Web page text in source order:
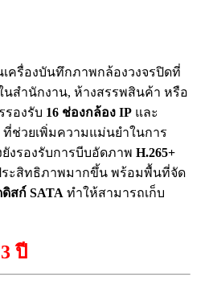
เครื่องบันทึกภาพกล้องวงจรปิดที่
นสำนักงาน, ห้างสรรพสินค้า หรือ
รองรับ 16 ช่องกล้อง IP และ
ที่ช่วยเพิ่มความแม่นยำในการ
งรองรับการบีบอัดภาพ H.265+
ะสิทธิภาพมากขึ้น พร้อมพื้นที่จัด
สก์ SATA ทำให้สามารถเก็บ
ปี